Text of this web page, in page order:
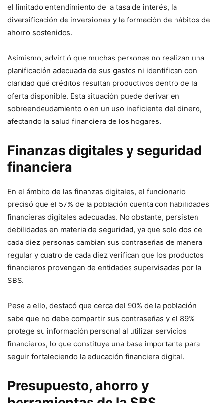
el limitado entendimiento de la tasa de interés, la
diversificación de inversiones y la formación de hábitos de
ahorro sostenidos.
Asimismo, advirtió que muchas personas no realizan una
planificación adecuada de sus gastos ni identifican con
claridad qué créditos resultan productivos dentro de la
oferta disponible. Esta situación puede derivar en
sobreendeudamiento o en un uso ineficiente del dinero,
afectando la salud financiera de los hogares.
Finanzas digitales y seguridad
financiera
En el ámbito de las finanzas digitales, el funcionario
precisó que el 57% de la población cuenta con habilidades
financieras digitales adecuadas. No obstante, persisten
debilidades en materia de seguridad, ya que solo dos de
cada diez personas cambian sus contraseñas de manera
regular y cuatro de cada diez verifican que los productos
financieros provengan de entidades supervisadas por la
SBS.
Pese a ello, destacó que cerca del 90% de la población
sabe que no debe compartir sus contraseñas y el 89%
protege su información personal al utilizar servicios
financieros, lo que constituye una base importante para
seguir fortaleciendo la educación financiera digital.
Presupuesto, ahorro y